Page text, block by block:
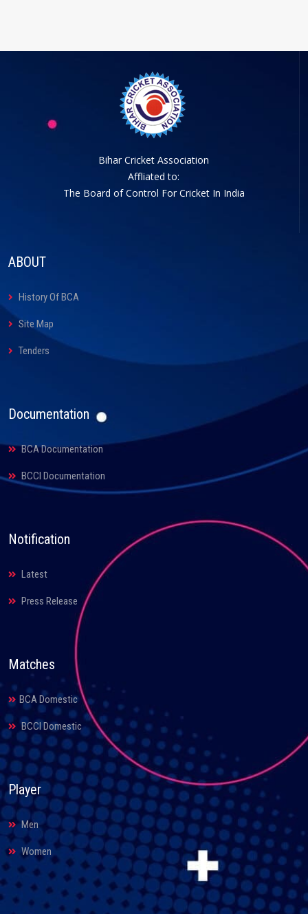
Bihar Cricket Association
Affliated to:
The Board of Control For Cricket In India
ABOUT
History Of BCA
Site Map
Tenders
Documentation
BCA Documentation
BCCI Documentation
Notification
Latest
Press Release
Matches
BCA Domestic
BCCI Domestic
Player
Men
Women